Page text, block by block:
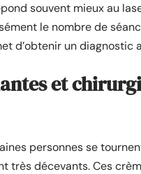
souvent mieux au
le nombre de
d’obtenir un diagnostic
et
personnes se
très décevants. Ces